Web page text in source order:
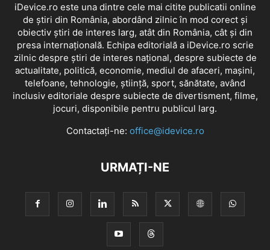
iDevice.ro este una dintre cele mai citite publicatii online
de știri din România, abordând zilnic în mod corect și
obiectiv știri de interes larg, atât din România, cât și din
presa internațională. Echipa editorială a iDevice.ro scrie
zilnic despre știri de interes național, despre subiecte de
actualitate, politică, economie, mediul de afaceri, mașini,
telefoane, tehnologie, știință, sport, sănătate, având
inclusiv editoriale despre subiecte de divertisment, filme,
jocuri, disponibile pentru publicul larg.
Contactați-ne: office@idevice.ro
URMAȚI-NE